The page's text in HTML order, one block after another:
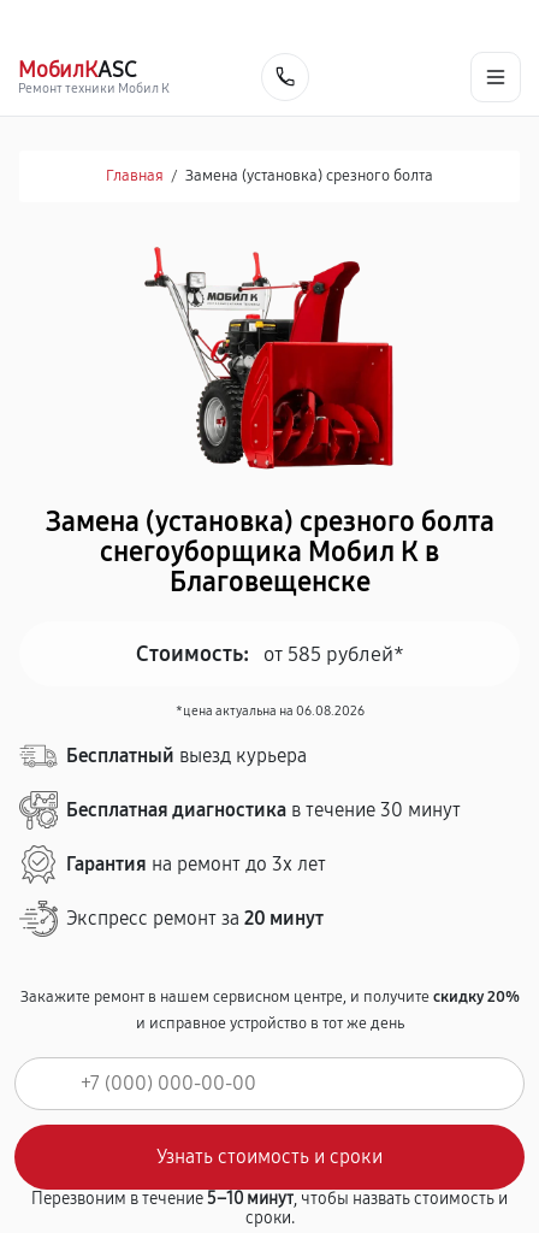
МобилКASC
Ремонт техники Мобил К
Главная / Замена (установка) срезного болта
Замена (установка) срезного болта
снегоуборщика Мобил К в
Благовещенске
Стоимость: от 585 рублей*
*цена актуальна на 06.08.2026
Бесплатный выезд курьера
Бесплатная диагностика в течение 30 минут
Гарантия на ремонт до 3х лет
Экспресс ремонт за 20 минут
Закажите ремонт в нашем сервисном центре, и получитескидку 20%
и исправное устройство в тот же день
Перезвоним в течение5–10 минут, чтобы назвать стоимость и
сроки.